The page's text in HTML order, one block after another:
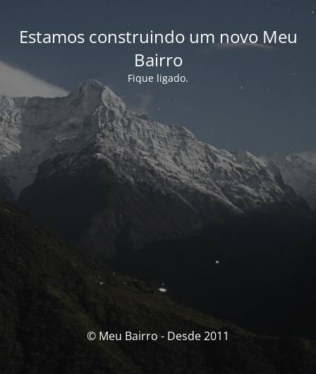
Estamos construindo um novo Meu
Bairro
Fique ligado.
© Meu Bairro - Desde 2011